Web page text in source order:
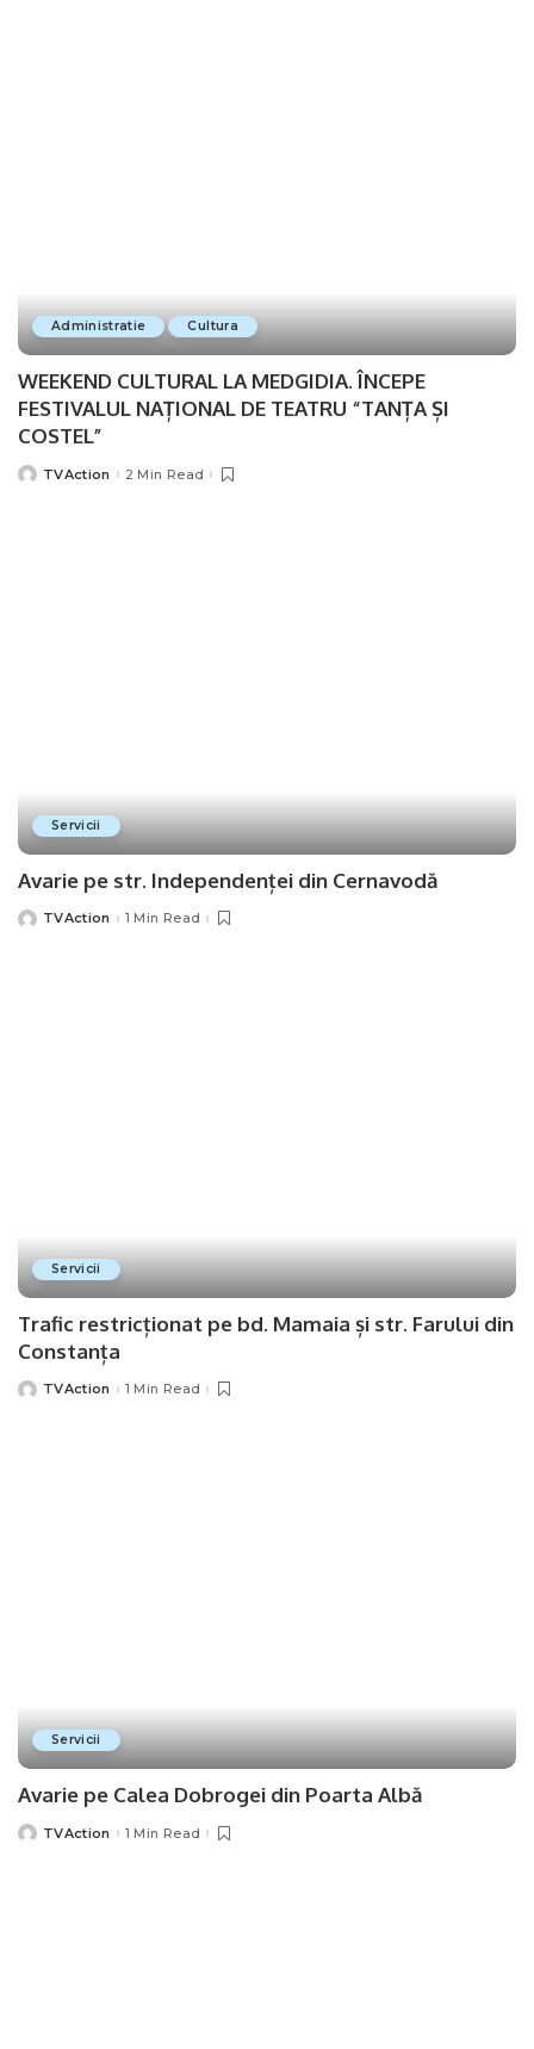
Administratie Cultura
WEEKEND CULTURAL LA MEDGIDIA. ÎNCEPE
FESTIVALUL NAȚIONAL DE TEATRU “TANȚA ȘI
COSTEL”
PostedTVAction 2 Min Read
Servicii
Avarie pe str. Independenței din Cernavodă
PostedTVAction 1 Min Read
Servicii
Trafic restricționat pe bd. Mamaia și str. Farului din
Constanța
PostedTVAction 1 Min Read
Servicii
Avarie pe Calea Dobrogei din Poarta Albă
PostedTVAction 1 Min Read